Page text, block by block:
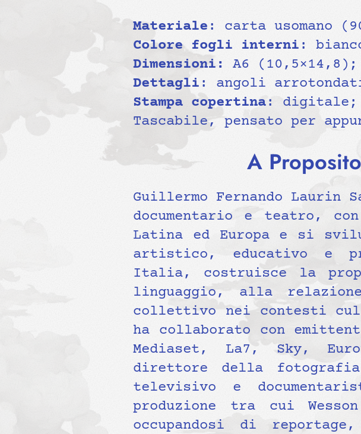
Materiale : carta usomano
Colore fogli
interni :
Dimensioni:
A6 (10,5×14,8);
Dettagli : angoli
Stampa copertina: digitale;
Tascabile, pensato per
A
Guillermo Fernando
documentario e teatro,
Latina ed Europa e si
artistico, educativo e
Italia, costruisce la
linguaggio, alla
collettivo nei contesti
ha collaborato con
Mediaset, La7, Sky,
direttore della
televisivo e
produzione tra cui
occupandosi di